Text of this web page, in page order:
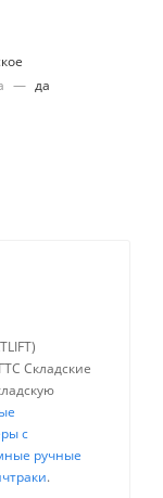
— да
Складские
с
ручные
.